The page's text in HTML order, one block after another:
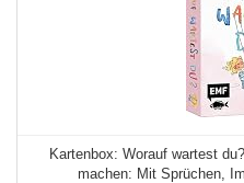
Kartenbox: Worauf wartest
machen: Mit Sprüchen,